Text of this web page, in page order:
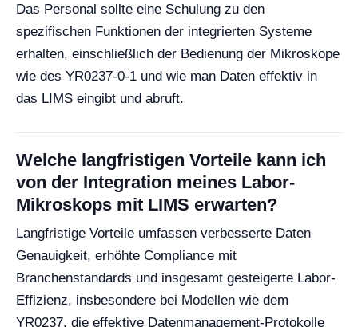
Das Personal sollte eine Schulung zu den
spezifischen Funktionen der integrierten Systeme
erhalten, einschließlich der Bedienung der Mikroskope
wie des YR0237-0-1 und wie man Daten effektiv in
das LIMS eingibt und abruft.
Welche langfristigen Vorteile kann ich
von der Integration meines Labor-
Mikroskops mit LIMS erwarten?
Langfristige Vorteile umfassen verbesserte Daten
Genauigkeit, erhöhte Compliance mit
Branchenstandards und insgesamt gesteigerte Labor-
Effizienz, insbesondere bei Modellen wie dem
YR0237, die effektive Datenmanagement-Protokolle